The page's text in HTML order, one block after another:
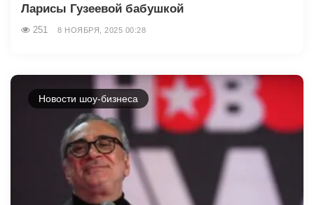
Ларисы Гузеевой бабушкой
251 8 НОЯБРЯ, 2025 00:28
Новости шоу-бизнеса